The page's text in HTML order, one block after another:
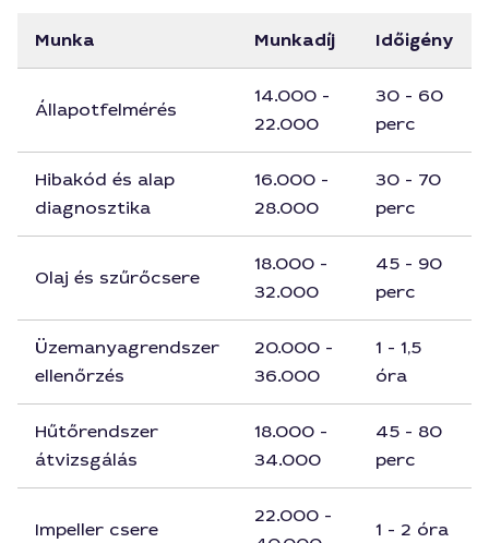
Munka Munkadíj Időigény
Állapotfelmérés
14.000 -
22.000
30 - 60
perc
Hibakód és alap
diagnosztika
16.000 -
28.000
30 - 70
perc
Olaj és szűrőcsere
18.000 -
32.000
45 - 90
perc
Üzemanyagrendszer
ellenőrzés
20.000 -
36.000
1 - 1,5
óra
Hűtőrendszer
átvizsgálás
18.000 -
34.000
45 - 80
perc
Impeller csere
22.000 -
1 - 2 óra